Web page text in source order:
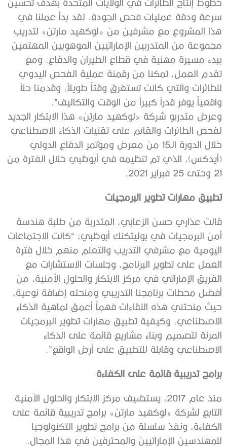
سرعة ودقة عمليات فحص الجودة. لقد بدأ عملنا في
هذا المشروع مع مشرفين من «لوكهيد مارتن» لتدريب
مجموعة من المتدربين الإماراتيين الموهوبين المهتمين
ببدء مسيرة مهنية في قطاع الطيران والدفاع. ومع
تقدم العمل، تمكنا من رقمنة عملية الفحص اليدوي
للطائرات والتي كانت تستغرق وقتاً طويلاً، وقدمنا حلاً
واقعياً يوفر قدراً كبيراً من الوقت والتكاليف”.
وعرض متدربو شركة «لوكهيد مارتن» هذا الابتكار الجديد
لفحص الطائرات والقائم على تقنيات الذكاء الاصطناعي
خلال الدورة الـ15 من معرض ومؤتمر الدفاع الدولي
(آيدكس)، الذي تم تنظيمه في أبوظبي خلال الفترة من
21 وحتى 25 فبراير 2021.
تطبيق مهارات تطوير البرمجيات
قالت عذاري حسن الزعابي، المتدربة من طلبة هندسة
أمن البرمجيات في بوليتكنك أبوظبي: “كانت الاجتماعات
اليومية مع مشرفي التدريب والتعلم منهم خلال فترة
العمل على تطوير البرنامج، وجلسات الاستشارات مع
الفريق الإماراتي في مركز الابتكار والحلول الأمنية، من
أفضل محطات برنامجنا التدريبي ومنحته إضافة نوعية،
حيث منحتني هذه اللقاءات فهماً أعمق لماهية الذكاء
الاصطناعي، وكيفية تطبيق مهارات تطوير البرمجيات
المرنة لتصميم وبناء مشاريع قائمة على الذكاء
الاصطناعي وقابلة للتطبيق على أرض الواقع”.
برامج تدريبية قائمة على الكفاءة
منذ عام 2017، يستضيف مركز الابتكار والحلول الأمنية
التابع لشركة «لوكهيد مارتن» برامج تدريبية قائمة على
الكفاءة، ونفذ سلسلة من برامج تطوير التكنولوجيا
للمهندسين الإماراتيين والمحترفين في هذا المجال.